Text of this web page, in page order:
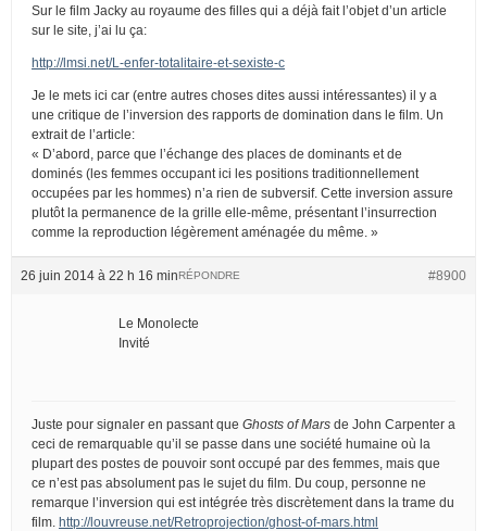
Sur le film Jacky au royaume des filles qui a déjà fait l’objet d’un article
sur le site, j’ai lu ça:
http://lmsi.net/L-enfer-totalitaire-et-sexiste-c
Je le mets ici car (entre autres choses dites aussi intéressantes) il y a
une critique de l’inversion des rapports de domination dans le film. Un
extrait de l’article:
« D’abord, parce que l’échange des places de dominants et de
dominés (les femmes occupant ici les positions traditionnellement
occupées par les hommes) n’a rien de subversif. Cette inversion assure
plutôt la permanence de la grille elle-même, présentant l’insurrection
comme la reproduction légèrement aménagée du même. »
26 juin 2014 à 22 h 16 min #8900
RÉPONDRE
Le Monolecte
Invité
Juste pour signaler en passant que Ghosts of Mars de John Carpenter a
ceci de remarquable qu’il se passe dans une société humaine où la
plupart des postes de pouvoir sont occupé par des femmes, mais que
ce n’est pas absolument pas le sujet du film. Du coup, personne ne
remarque l’inversion qui est intégrée très discrètement dans la trame du
film. http://louvreuse.net/Retroprojection/ghost-of-mars.html